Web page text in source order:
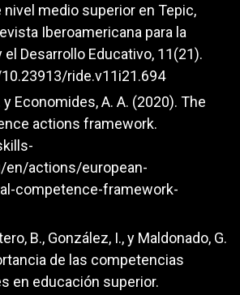
medio superior en Tepic,
Iberoamericana para la
Desarrollo Educativo, 11(21).
ride.v11i21.694
y Economides, A. A. (2020). The
actions framework.
en/actions/european-
competence-framework-
B., González, I., y Maldonado, G.
de las competencias
en educación superior.